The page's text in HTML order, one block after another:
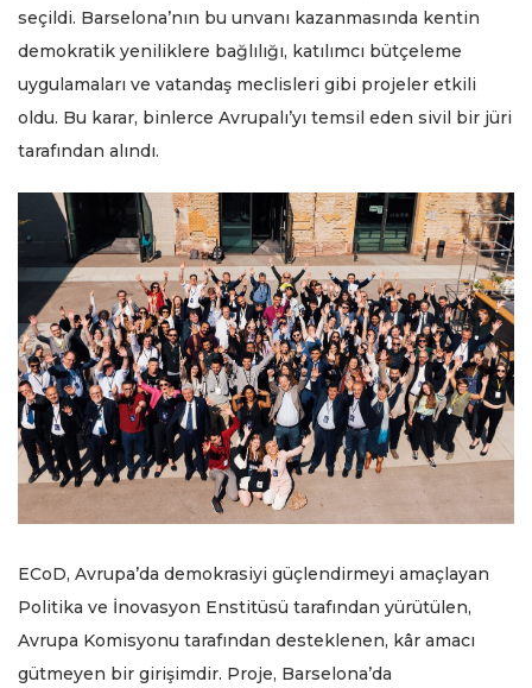
seçildi. Barselona’nın bu unvanı kazanmasında kentin
demokratik yeniliklere bağlılığı, katılımcı bütçeleme
uygulamaları ve vatandaş meclisleri gibi projeler etkili
oldu. Bu karar, binlerce Avrupalı’yı temsil eden sivil bir jüri
tarafından alındı.
ECoD, Avrupa’da demokrasiyi güçlendirmeyi amaçlayan
Politika ve İnovasyon Enstitüsü tarafından yürütülen,
Avrupa Komisyonu tarafından desteklenen, kâr amacı
gütmeyen bir girişimdir. Proje, Barselona’da